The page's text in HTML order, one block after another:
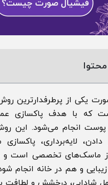
یکی از پرطرفدارترین
که با هدف پاکسازی
پوست انجام می‌شود. این
لایه‌برداری، پاکسازی
از ماسک‌های تخصصی است و
و هم در خانه انجام